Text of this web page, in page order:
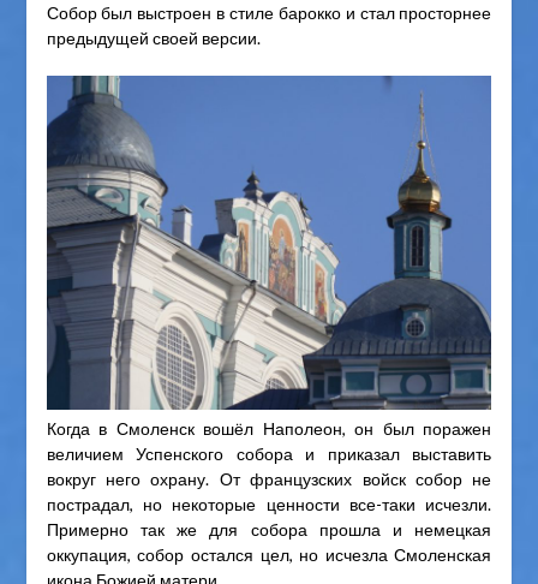
Собор был выстроен в стиле барокко и стал просторнее
предыдущей своей версии.
Когда в Смоленск вошёл Наполеон, он был поражен
величием Успенского собора и приказал выставить
вокруг него охрану. От французских войск собор не
пострадал, но некоторые ценности все-таки исчезли.
Примерно так же для собора прошла и немецкая
оккупация, собор остался цел, но исчезла Смоленская